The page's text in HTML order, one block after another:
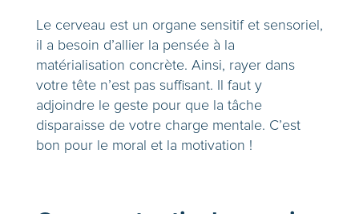
Le cerveau est un organe sensitif et sensoriel,
il a besoin d’allier la pensée à la
matérialisation concrète. Ainsi, rayer dans
votre tête n’est pas suffisant. Il faut y
adjoindre le geste pour que la tâche
disparaisse de votre charge mentale. C’est
bon pour le moral et la motivation !